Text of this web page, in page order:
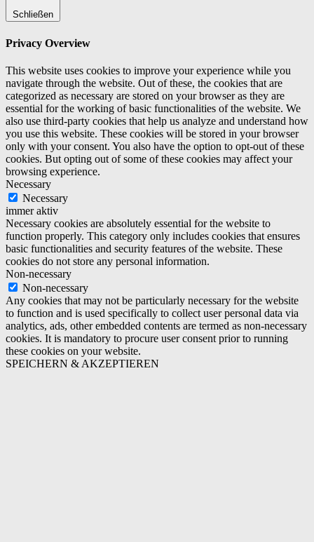
Schließen
Privacy Overview
This website uses cookies to improve your experience while you
navigate through the website. Out of these, the cookies that are
categorized as necessary are stored on your browser as they are
essential for the working of basic functionalities of the website. We
also use third-party cookies that help us analyze and understand how
you use this website. These cookies will be stored in your browser
only with your consent. You also have the option to opt-out of these
cookies. But opting out of some of these cookies may affect your
browsing experience.
Necessary
Necessary
immer aktiv
Necessary cookies are absolutely essential for the website to
function properly. This category only includes cookies that ensures
basic functionalities and security features of the website. These
cookies do not store any personal information.
Non-necessary
Non-necessary
Any cookies that may not be particularly necessary for the website
to function and is used specifically to collect user personal data via
analytics, ads, other embedded contents are termed as non-necessary
cookies. It is mandatory to procure user consent prior to running
these cookies on your website.
SPEICHERN & AKZEPTIEREN